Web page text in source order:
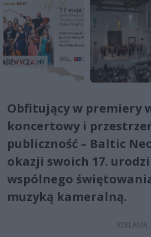
Obfitujący w premiery
koncertowy i
publiczność – Baltic
okazji swoich 17.
wspólnego
muzyką kameralną.